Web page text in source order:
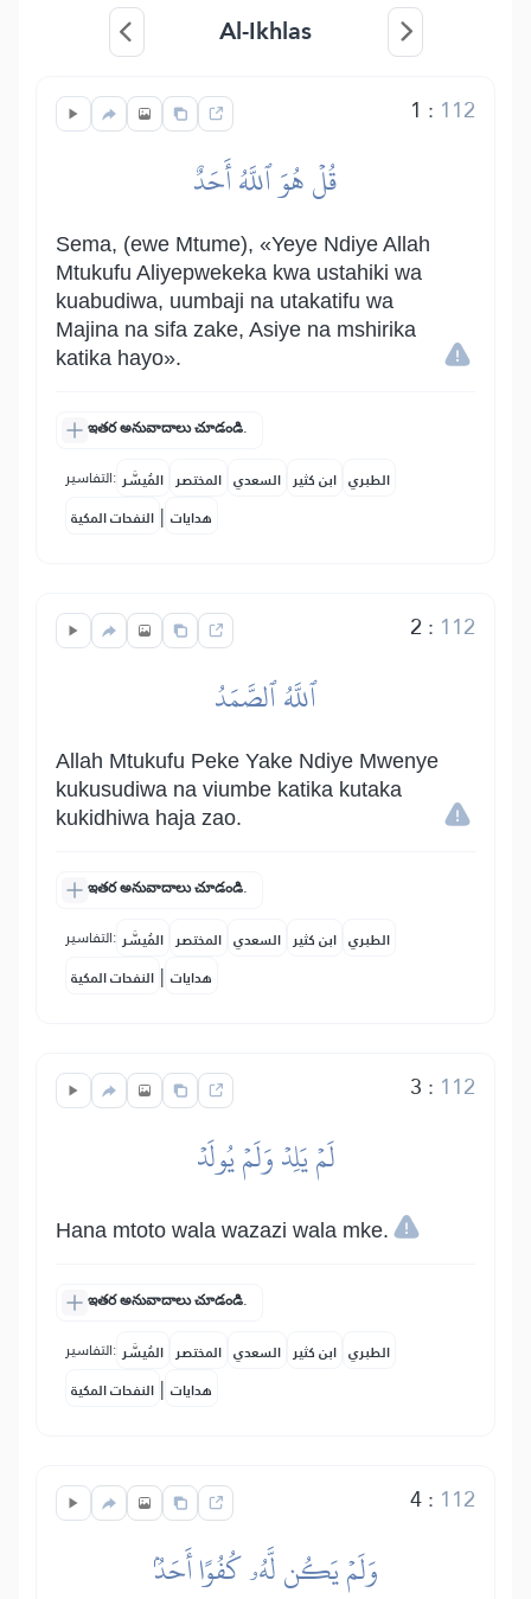
Al-Ikhlas
1 : 112
قُلۡ هُوَ ٱللَّهُ أَحَدٌ
Sema, (ewe Mtume), «Yeye Ndiye Allah
Mtukufu Aliyepwekeka kwa ustahiki wa
kuabudiwa, uumbaji na utakatifu wa
Majina na sifa zake, Asiye na mshirika
katika hayo».
ఇతర అనువాదాలు చూడండి.
التفاسير: المُيسَّر المختصر السعدي ابن كثير الطبري
النفحات المكية | هدايات
2 : 112
ٱللَّهُ ٱلصَّمَدُ
Allah Mtukufu Peke Yake Ndiye Mwenye
kukusudiwa na viumbe katika kutaka
kukidhiwa haja zao.
ఇతర అనువాదాలు చూడండి.
التفاسير: المُيسَّر المختصر السعدي ابن كثير الطبري
النفحات المكية | هدايات
3 : 112
لَمۡ يَلِدۡ وَلَمۡ يُولَدۡ
Hana mtoto wala wazazi wala mke.
ఇతర అనువాదాలు చూడండి.
التفاسير: المُيسَّر المختصر السعدي ابن كثير الطبري
النفحات المكية | هدايات
4: 112
وَلَمۡ يَكُن لَّهُۥ كُفُوًا أَحَدُۢ